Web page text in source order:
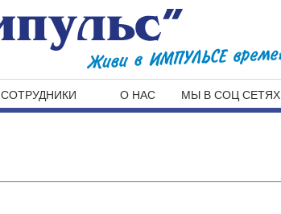
СОТРУДНИКИ О НАС МЫ В СОЦ